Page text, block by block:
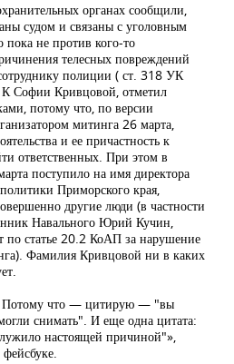
органах сообщили,
судом и связаны с уголовным
пока не против кого-то
телесных повреждений
полиции ( ст. 318 УК
Софии Кривцовой, отметил
потому что, по версии
митинга 26 марта,
и ее причастность к
ответственных. При этом в
поступило на имя директора
Приморского края,
другие люди (в частности
Навального Юрий Кучин,
по статье 20.2 КоАП за нарушение
Фамилия Кривцовой ни в каких
Потому что — цитирую — "вы
снимать". И еще одна цитата:
настоящей причиной"»,
фейсбуке.